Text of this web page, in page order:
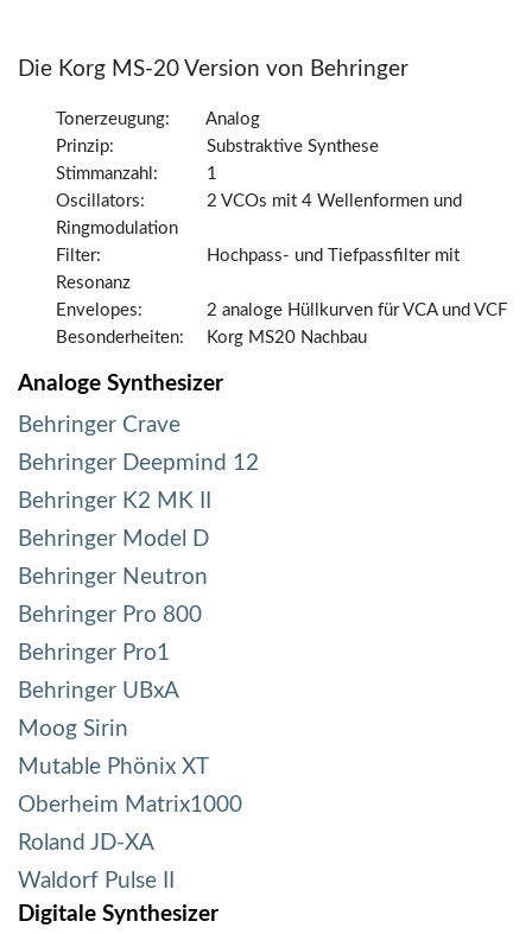
Die Korg MS-20 Version von Behringer
Tonerzeugung:
Analog
Prinzip:
Substraktive Synthese
Stimmanzahl:
1
Oscillators:
2 VCOs mit 4 Wellenformen und
Ringmodulation
Filter:
Hochpass- und Tiefpassfilter mit
Resonanz
Envelopes:
2 analoge Hüllkurven für VCA und VCF
Besonderheiten:
Korg MS20 Nachbau
Analoge Synthesizer
Behringer Crave
Behringer Deepmind 12
Behringer K2 MK II
Behringer Model D
Behringer Neutron
Behringer Pro 800
Behringer Pro1
Behringer UBxA
Moog Sirin
Mutable Phönix XT
Oberheim Matrix1000
Roland JD-XA
Waldorf Pulse II
Digitale Synthesizer